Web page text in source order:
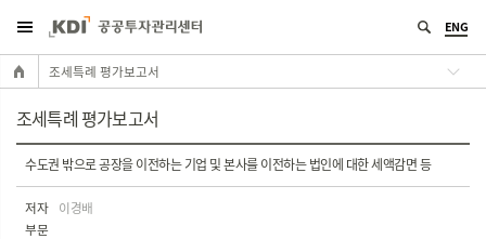
ENG
조세특례 평가보고서
조세특례 평가보고서
수도권 밖으로 공장을 이전하는 기업 및 본사를 이전하는 법인에 대한 세액감면 등
저자
이경배
부문